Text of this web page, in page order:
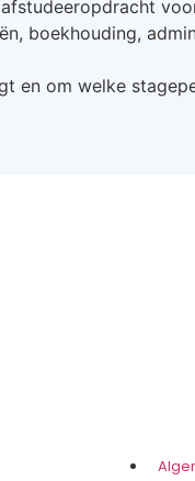
boekhouding,
en om welke